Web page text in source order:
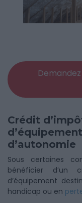
Crédit
d’autonomie
Sous certaines
bénéficier d’un
d’équipement
handicap ou en